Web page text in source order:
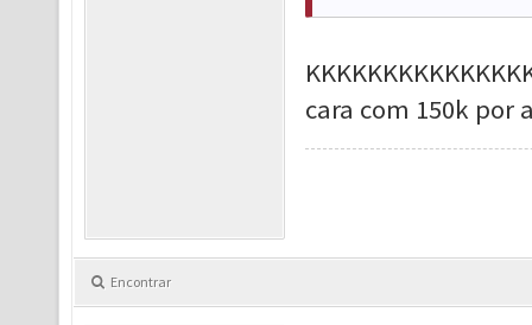
cara com 150k por
Encontrar